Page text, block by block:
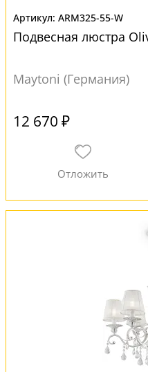
ARM325-55-W
Подвесная люстра
Maytoni (Германия)
12 670 ₽